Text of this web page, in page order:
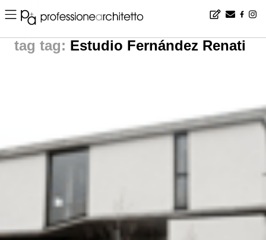
Home ▪ news ▪ tag: Estudio Fernández Renati | noticias arquitectura
tag: Estudio Fernández Renati